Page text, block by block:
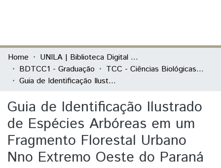
Communities & Collections
All of DSpace
Home
UNILA | Biblioteca Digital de Trabalhos de Conclusão de Curso
BDTCC1 - Graduação
TCC - Ciências Biológicas - Ecologia e Biodiversidade
Guia de Identificação Ilustrado de Espécies Arbóreas em um Fragmento Florestal Urbano Nno Extremo Oeste do Paraná
Guia de Identificação Ilustrado
de Espécies Arbóreas em um
Fragmento Florestal Urbano
Nno Extremo Oeste do Paraná